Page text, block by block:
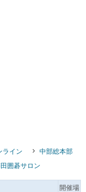
ライン
中部総本部
囲碁サロン
開催場